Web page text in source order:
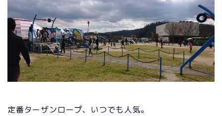
定番ターザンロープ、いつでも人気。